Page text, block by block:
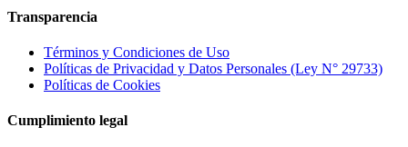
Transparencia
Términos y Condiciones de Uso
Políticas de Privacidad y Datos Personales (Ley N° 29733)
Políticas de Cookies
Cumplimiento legal